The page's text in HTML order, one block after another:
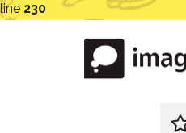
line 230